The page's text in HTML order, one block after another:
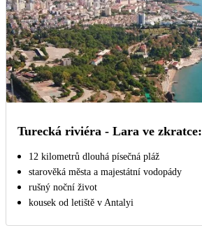
Turecká riviéra - Lara ve zkratce:
12 kilometrů dlouhá písečná pláž
starověká města a majestátní vodopády
rušný noční život
kousek od letiště v Antalyi